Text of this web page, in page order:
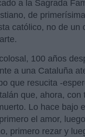
a la Sagrada
de
católico, no de un
100 años
a una Cataluña
que resucita -
que, ahora, con
Lo hace bajo
el amor,
primero rezar y